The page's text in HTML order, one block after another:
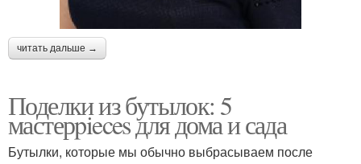
читать дальше →
Поделки из бутылок: 5
мастерpieces для дома и сада
Бутылки, которые мы обычно выбрасываем после